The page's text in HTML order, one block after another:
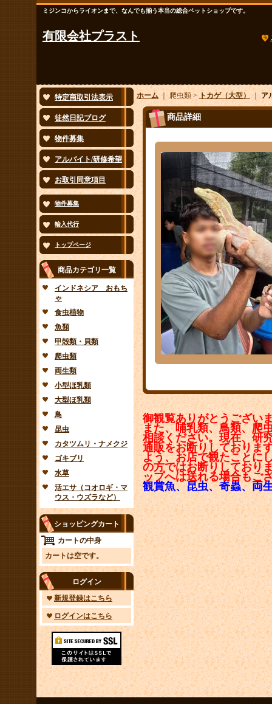
ミジンコからライオンまで、なんでも揃う本当の総合ペットショップです。
有限会社プラスト
特定商取引法表示
徒然日記ブログ
物件募集
アルバイト/研修希望
お取引同意項目
物件募集
輸入代行
トップページ
商品カテゴリ一覧
インドネシア おもち
ゃ
食虫植物
魚類
甲殻類・貝類
爬虫類
両生類
小型ほ乳類
大型ほ乳類
鳥
昆虫
カタツムリ・ナメクジ
ゴキブリ
水草
活エサ（コオロギ・マ
ウス・ウズラなど）
ショッピングカート
カートの中身
カートは空です。
ログイン
新規登録はこちら
ログインはこちら
ホーム｜ 爬虫類 >トカゲ（大型）｜ア
商品詳細
御観覧ありがとうござい
また、哺乳類、鳥類、爬
相談ください。現在、研
通販をお断りしておりま
よう、お店で観たことに
の方ではお断りしており
ップへは送れる場合もご
観賞魚、昆虫、奇蟲、両